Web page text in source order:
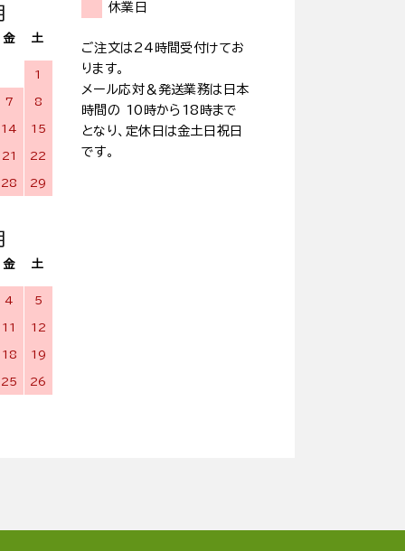
金 土
1
7 8
14 15
21 22
28 29
金 土
4 5
11 12
18 19
25 26
休業日
ご注文は24時間受付けてお
ります。
メール応対＆発送業務は日本
時間の 10時から18時まで
となり、定休日は金土日祝日
です。